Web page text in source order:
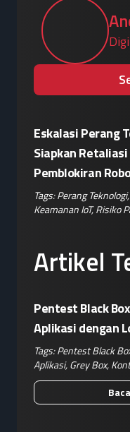
Artikel
Pentest Black
Aplikasi dengan
Kompleks
Tags:Pentest Black
Aplikasi,Grey Box,
Eskalasi Perang
Siapkan
Pemblokiran
Tags:Perang Teknologi,
Keamanan IoT,Risiko